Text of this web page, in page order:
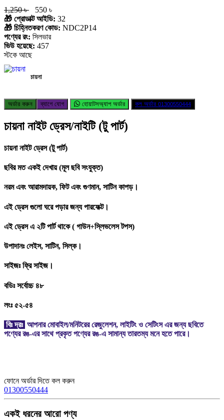
1,250 ৳
550 ৳
🎁 প্রোডাক্ট আইডি: 32
🎁 চিহ্নিতকরণ কোড: NDC2P14
পণ্যের রং: সিলভার
ভিউ হয়েছে: 457
স্টকে আছে
চায়না
অর্ডার করুন ব্যাগে যোগ হোয়াটসঅ্যাপ অর্ডার কল অর্ডার 01300550444
চায়না নাইট ড্রেস/নাইটি (টু পার্ট)
চায়না নাইট ড্রেস (টু পার্ট)
ছবির মত একই দেখায় (মূল ছবি সংযুক্ত)
নরম এবং আরামদায়ক, ফিট এবং গুণমান, সাটিন কাপড়।
এই ড্রেস গুলো ঘরে পড়ার জন্য পারফেক্ট।
এই ড্রেস এ ২টি পার্ট থাকে ( গাউন+স্লিভলেস টপস)
উপাদানঃ লেইস, সাটিন, সিল্ক।
সাইজঃ ফ্রি সাইজ।
বডিঃ সর্বোচ্চ ৪৮
লংঃ ৫২-৫৪
বিঃ দ্রঃ আপনার মোবাইল/মনিটরের রেজুলেশন, লাইটিং ও সেটিংস এর জন্য ছবিতে
পণ্যের রঙ-এর সাথে প্রকৃত পণ্যের রঙ-এ সামান্য তারতম্য মনে হতে পারে।
ফোনে অর্ডার দিতে কল করুন
01300550444
একই ধরনের আরো পণ্য